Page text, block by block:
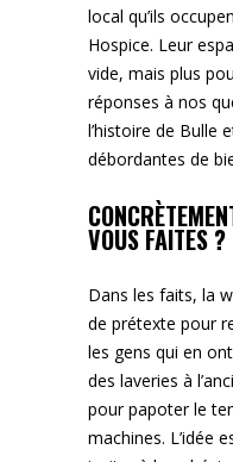
local qu’ils
Hospice. Leur
vide, mais plus
réponses à nos
l’histoire de Bulle
débordantes de
VOUS FAITES ?
Dans les faits, la
de prétexte pour
les gens qui en
des laveries à
pour papoter le
machines. L’idée